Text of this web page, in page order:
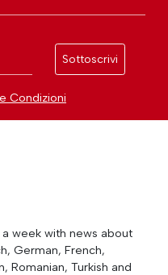
Sottoscrivi
Condizioni
week with news about
German, French,
Romanian, Turkish and